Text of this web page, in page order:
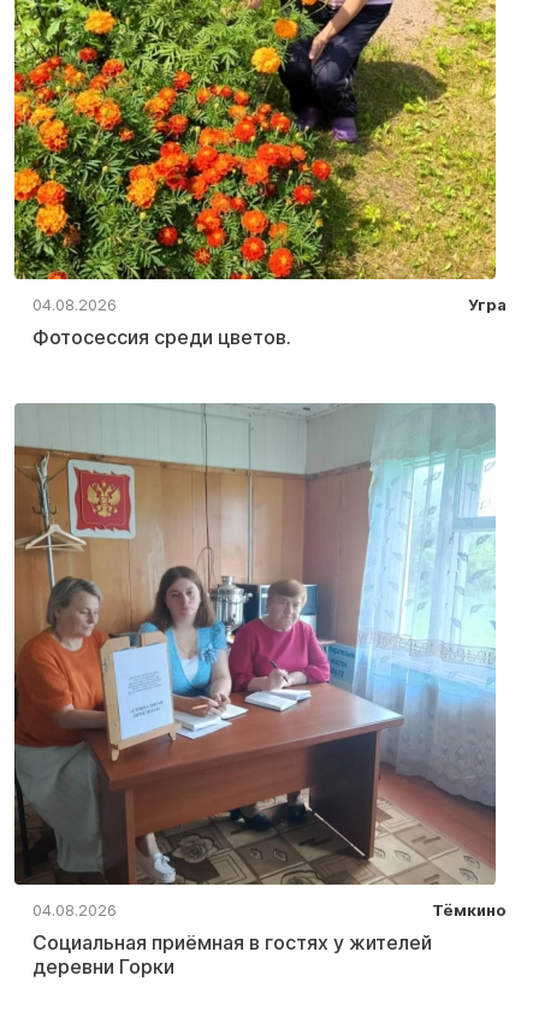
04.08.2026 Угра
Фотосессия среди цветов.
04.08.2026 Тёмкино
Социальная приёмная в гостях у жителей
деревни Горки